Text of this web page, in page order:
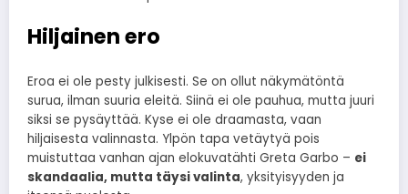
Hiljainen ero
Eroa ei ole pesty julkisesti. Se on ollut näkymätöntä
surua, ilman suuria eleitä. Siinä ei ole pauhua, mutta juuri
siksi se pysäyttää. Kyse ei ole draamasta, vaan
hiljaisesta valinnasta. Ylpön tapa vetäytyä pois
muistuttaa vanhan ajan elokuvatähti Greta Garbo – ei
skandaalia, mutta täysi valinta, yksityisyyden ja